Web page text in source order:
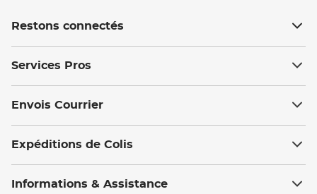
Restons connectés
Services Pros
Envois Courrier
Expéditions de Colis
Informations & Assistance